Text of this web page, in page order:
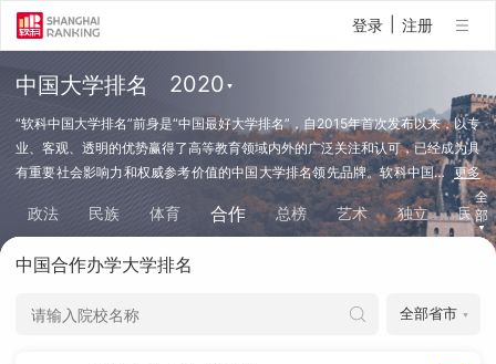
登录 注册
中国大学排名
… 更多
“软科中国大学排名”前身是“中国最好大学排名”，自2015年首次发布以来，以专
业、客观、透明的优势赢得了高等教育领域内外的广泛关注和认可，已经成为具
有重要社会影响力和权威参考价值的中国大学排名领先品牌。软科中国
大学排名以服务中国高等教育发展和进步为导向，依托自主研发的高等教育评价
专利技术和“大学360度数据监测平台”的大数据支持，采用数百项指标变量对中
靠、丰富的高校可比信息（查看排名方法）。
政法 民族 体育 合作 总榜 艺术 独立 民办
全
部
中国合作办学大学排名